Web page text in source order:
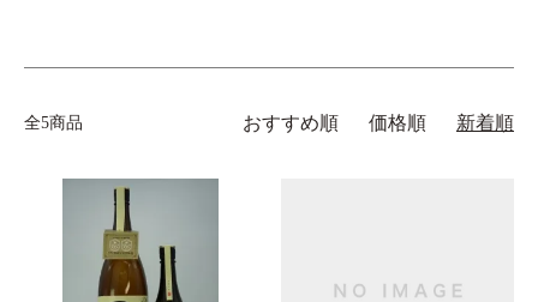
全5商品 おすすめ順 価格順 新着順